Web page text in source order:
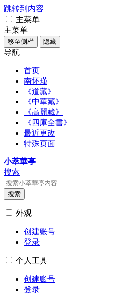
跳转到内容
主菜单
主菜单
移至侧栏 隐藏
导航
首页
南怀瑾
《道藏》
《中華藏》
《高麗藏》
《四庫全書》
最近更改
特殊页面
小萃華亭
搜索
搜索
外观
创建账号
登录
个人工具
创建账号
登录